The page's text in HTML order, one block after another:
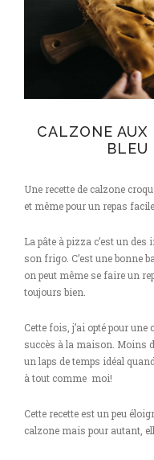
CALZONE AUX
BLEU
Une recette de calzone
et même pour un repas
La pâte à pizza c’est un
son frigo. C’est une bonne
on peut même se faire un
toujours bien.
Cette fois, j’ai opté pour
succès à la maison. Moins
un laps de temps idéal
à tout comme moi!
Cette recette est un peu
calzone mais pour autant,